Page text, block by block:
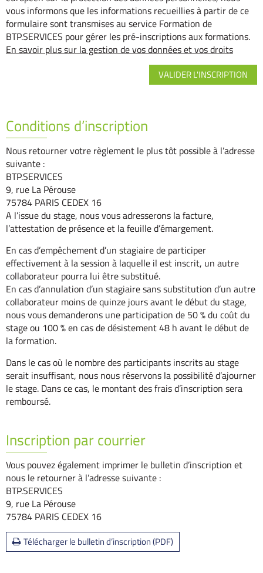
vous informons que les informations recueillies à partir de ce
formulaire sont transmises au service Formation de
BTP.SERVICES pour gérer les pré-inscriptions aux formations.
En savoir plus sur la gestion de vos données et vos droits
Conditions d’inscription
Nous retourner votre règlement le plus tôt possible à l’adresse
suivante :
BTP.SERVICES
9, rue La Pérouse
75784 PARIS CEDEX 16
A l’issue du stage, nous vous adresserons la facture,
l’attestation de présence et la feuille d’émargement.
En cas d’empêchement d’un stagiaire de participer
effectivement à la session à laquelle il est inscrit, un autre
collaborateur pourra lui être substitué.
En cas d’annulation d’un stagiaire sans substitution d’un autre
collaborateur moins de quinze jours avant le début du stage,
nous vous demanderons une participation de 50 % du coût du
stage ou 100 % en cas de désistement 48 h avant le début de
la formation.
Dans le cas où le nombre des participants inscrits au stage
serait insuffisant, nous nous réservons la possibilité d’ajourner
le stage. Dans ce cas, le montant des frais d’inscription sera
remboursé.
Inscription par courrier
Vous pouvez également imprimer le bulletin d’inscription et
nous le retourner à l’adresse suivante :
BTP.SERVICES
9, rue La Pérouse
75784 PARIS CEDEX 16
Télécharger le bulletin d’inscription (PDF)